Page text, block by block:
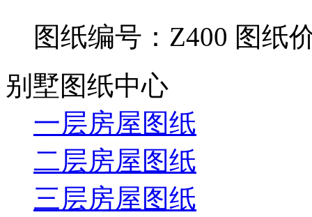
图纸编号：Z400 图纸
别墅图纸中心
一层房屋图纸
二层房屋图纸
三层房屋图纸